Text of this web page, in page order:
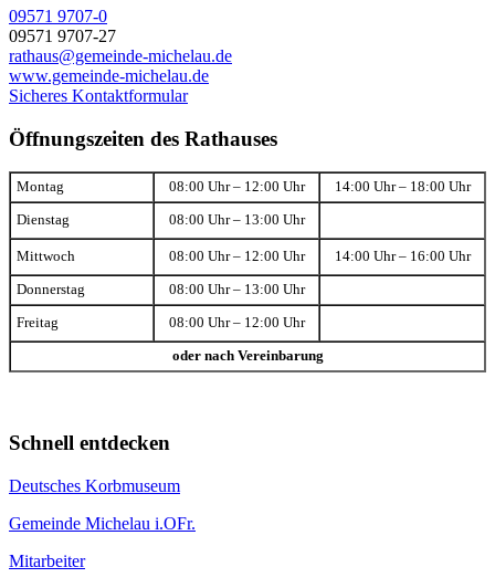
09571 9707-0
09571 9707-27
rathaus@gemeinde-michelau.de
www.gemeinde-michelau.de
Sicheres Kontaktformular
Öffnungszeiten des Rathauses
Montag 08:00 Uhr – 12:00 Uhr 14:00 Uhr – 18:00 Uhr
Dienstag 08:00 Uhr – 13:00 Uhr
Mittwoch 08:00 Uhr – 12:00 Uhr 14:00 Uhr – 16:00 Uhr
Donnerstag 08:00 Uhr – 13:00 Uhr
Freitag 08:00 Uhr – 12:00 Uhr
oder nach Vereinbarung
Schnell entdecken
Deutsches Korbmuseum
Gemeinde Michelau i.OFr.
Mitarbeiter